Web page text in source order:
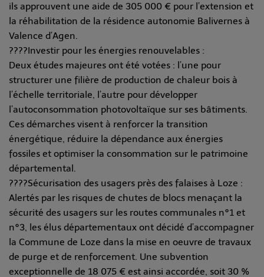
ils approuvent une aide de 305 000 € pour l’extension et
la réhabilitation de la résidence autonomie Balivernes à
Valence d’Agen.
????Investir pour les énergies renouvelables :
Deux études majeures ont été votées : l’une pour
structurer une filière de production de chaleur bois à
l’échelle territoriale, l’autre pour développer
l’autoconsommation photovoltaïque sur ses bâtiments.
Ces démarches visent à renforcer la transition
énergétique, réduire la dépendance aux énergies
fossiles et optimiser la consommation sur le patrimoine
départemental.
????Sécurisation des usagers près des falaises à Loze :
Alertés par les risques de chutes de blocs menaçant la
sécurité des usagers sur les routes communales n°1 et
n°3, les élus départementaux ont décidé d’accompagner
la Commune de Loze dans la mise en oeuvre de travaux
de purge et de renforcement. Une subvention
exceptionnelle de 18 075 € est ainsi accordée, soit 30 %